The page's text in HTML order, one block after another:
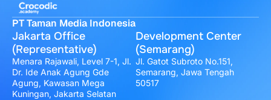
PT Taman Media Indonesia
Jakarta Office
(Representative)
Menara Rajawali, Level 7-1, Jl.
Dr. Ide Anak Agung Gde
Agung, Kawasan Mega
Kuningan, Jakarta Selatan
Development Center
(Semarang)
Jl. Gatot Subroto No.151,
Semarang, Jawa Tengah
50517